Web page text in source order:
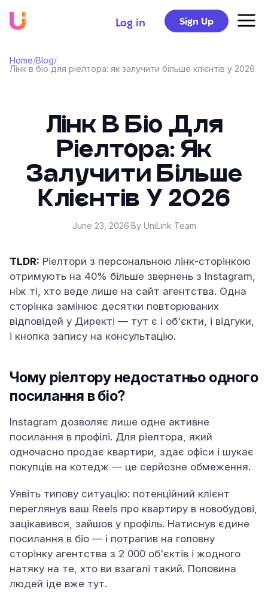
Log in Sign Up
Home/Blog/
Лінк в біо для ріелтора: як залучити більше клієнтів у 2026
Лінк В Біо Для
Ріелтора: Як
Залучити Більше
Клієнтів У 2026
June 23, 2026·By UniLink Team
TLDR: Ріелтори з персональною лінк-сторінкою
отримують на 40% більше звернень з Instagram,
ніж ті, хто веде лише на сайт агентства. Одна
сторінка замінює десятки повторюваних
відповідей у Директі — тут є і об'єкти, і відгуки,
і кнопка запису на консультацію.
Чому ріелтору недостатньо одного
посилання в біо?
Instagram дозволяє лише одне активне
посилання в профілі. Для ріелтора, який
одночасно продає квартири, здає офіси і шукає
покупців на котедж — це серйозне обмеження.
Уявіть типову ситуацію: потенційний клієнт
переглянув ваш Reels про квартиру в новобудові,
зацікавився, зайшов у профіль. Натиснув єдине
посилання в біо — і потрапив на головну
сторінку агентства з 2 000 об'єктів і жодного
натяку на те, хто ви взагалі такий. Половина
людей іде вже тут.